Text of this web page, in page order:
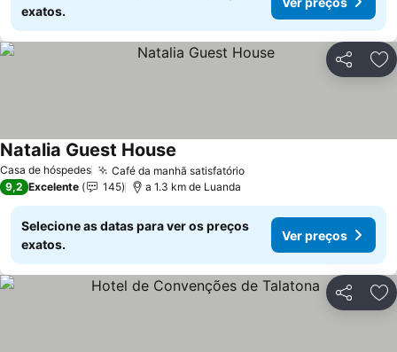
exatos.
Partilhar
Casa de hóspedes Café da manhã satisfatórioVer preços
Natalia Guest House
9,2 Excelente 145 a 1.3 km de Luanda
Selecione as datas para ver os preços
exatos.
Ver preços
Partilhar